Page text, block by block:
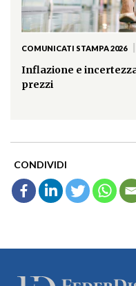
COMUNICATI STAMPA 2026
Inflazione e
prezzi
CONDIVIDI